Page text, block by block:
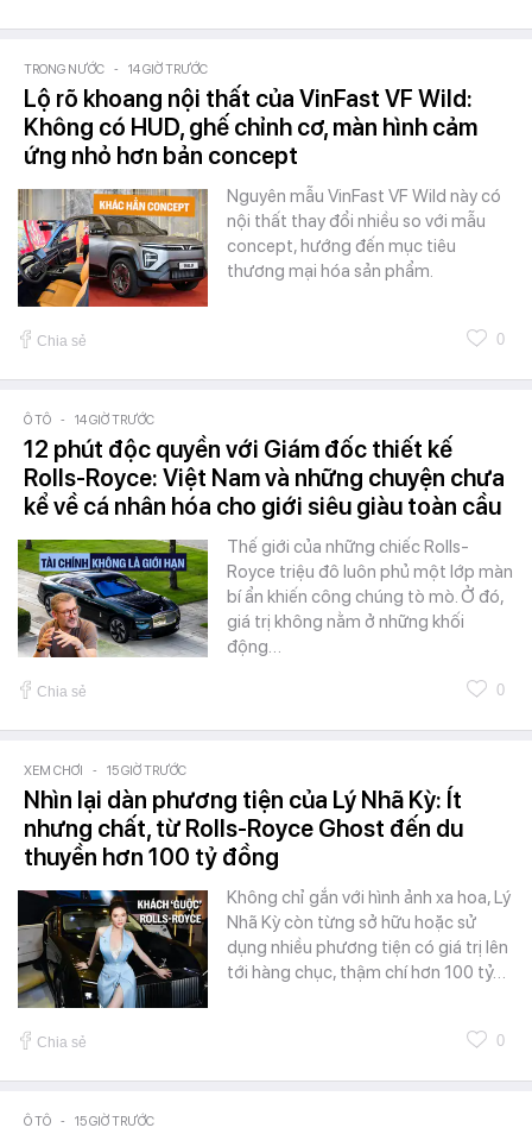
TRONG NƯỚC - 14 GIỜ TRƯỚC
Lộ rõ khoang nội thất của VinFast VF Wild:
Không có HUD, ghế chỉnh cơ, màn hình cảm
ứng nhỏ hơn bản concept
Nguyên mẫu VinFast VF Wild này có
nội thất thay đổi nhiều so với mẫu
concept, hướng đến mục tiêu
thương mại hóa sản phẩm.
Chia sẻ 0
Ô TÔ - 14 GIỜ TRƯỚC
12 phút độc quyền với Giám đốc thiết kế
Rolls-Royce: Việt Nam và những chuyện chưa
kể về cá nhân hóa cho giới siêu giàu toàn cầu
Thế giới của những chiếc Rolls-
Royce triệu đô luôn phủ một lớp màn
bí ẩn khiến công chúng tò mò. Ở đó,
giá trị không nằm ở những khối
động…
Chia sẻ 0
XEM CHƠI - 15 GIỜ TRƯỚC
Nhìn lại dàn phương tiện của Lý Nhã Kỳ: Ít
nhưng chất, từ Rolls-Royce Ghost đến du
thuyền hơn 100 tỷ đồng
Không chỉ gắn với hình ảnh xa hoa, Lý
Nhã Kỳ còn từng sở hữu hoặc sử
dụng nhiều phương tiện có giá trị lên
tới hàng chục, thậm chí hơn 100 tỷ…
Chia sẻ 0
Ô TÔ - 15 GIỜ TRƯỚC